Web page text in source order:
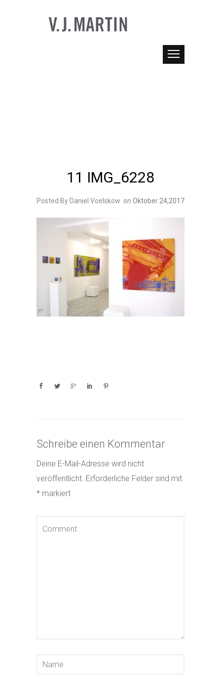
11 IMG_6228
Posted By Daniel Voelskow on Oktober 24,2017
Schreibe einen Kommentar
Deine E-Mail-Adresse wird nicht
veröffentlicht. Erforderliche Felder sind mit
* markiert